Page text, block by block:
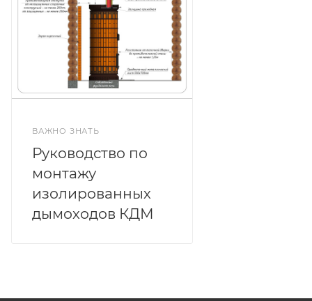
ВАЖНО ЗНАТЬ
Руководство по
монтажу
изолированных
дымоходов КДМ